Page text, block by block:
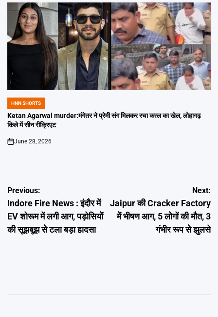
POSTED
IN
HNN SHORTS
Ketan Agarwal murder:मंगेतर ने प्रेमी संग मिलकर रचा कत्ल का खेल, लोहागढ़
किले में सीन रीक्रिएट
on
June 28, 2026
Post
navigation
Previous:
Indore Fire News : इंदौर में
EV शोरूम में लगी आग, पड़ोसियों
की सूझबूझ से टला बड़ा हादसा
Next:
Jaipur की Cracker Factory
में भीषण आग, 5 लोगों की मौत, 3
गंभीर रूप से झुलसे